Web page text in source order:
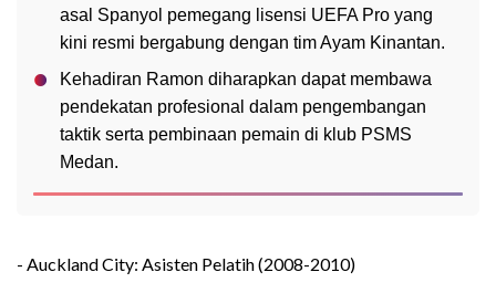
asal Spanyol pemegang lisensi UEFA Pro yang
kini resmi bergabung dengan tim Ayam Kinantan.
Kehadiran Ramon diharapkan dapat membawa
pendekatan profesional dalam pengembangan
taktik serta pembinaan pemain di klub PSMS
Medan.
- Auckland City: Asisten Pelatih (2008-2010)